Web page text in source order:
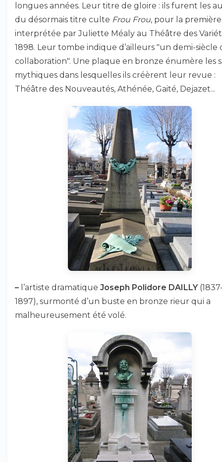
longues années. Leur titre de gloire : ils furent les
du désormais titre culte Frou Frou, pour la première
interprétée par Juliette Méaly au Théâtre des
1898. Leur tombe indique d’ailleurs "un demi-siècle
collaboration". Une plaque en bronze énumère les
mythiques dans lesquelles ils créèrent leur revue :
Théâtre des Nouveautés, Athénée, Gaité, Dejazet...
– l’artiste dramatique Joseph Polidore DAILLY
1897), surmonté d’un buste en bronze rieur qui a
malheureusement été volé.